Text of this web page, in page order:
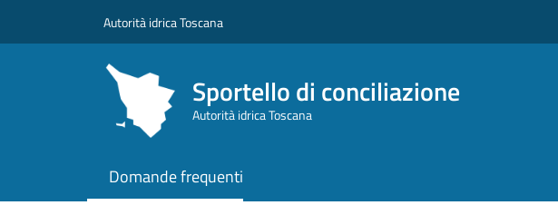
Autorità idrica Toscana
Sportello di conciliazione
Autorità idrica Toscana
Domande frequenti